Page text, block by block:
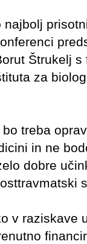
najbolj
Štrukelj
za
treba
in ne
dobre
v raziskave